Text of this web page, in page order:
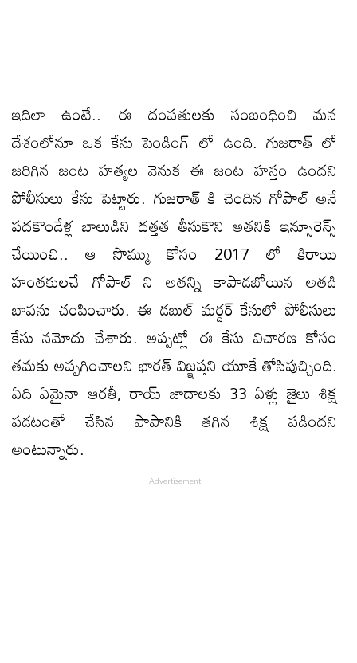
ఇదిలా ఉంటే.. ఈ దంపతులకు సంబంధించి మన
దేశంలోనూ ఒక కేసు పెండింగ్ లో ఉంది. గుజరాత్ లో
జరిగిన జంట హత్యల వెనుక ఈ జంట హస్తం ఉందని
పోలీసులు కేసు పెట్టారు. గుజరాత్ కి చెందిన గోపాల్ అనే
పదకొండేళ్ల బాలుడిని దత్తత తీసుకొని అతనికి ఇన్సూరెన్స్
చేయించి.. ఆ సొమ్ము కోసం 2017 లో కిరాయి
హంతకులచే గోపాల్ ని అతన్ని కాపాడబోయిన అతడి
బావను చంపించారు. ఈ డబుల్ మర్డర్ కేసులో పోలీసులు
కేసు నమోదు చేశారు. అప్పట్లో ఈ కేసు విచారణ కోసం
తమకు అప్పగించాలని భారత్ విజ్ఞప్తని యూకే తోసిపుచ్చింది.
ఏది ఏమైనా ఆరతీ, రాయ్ జాదాలకు 33 ఏళ్లు జైలు శిక్ష
పడటంతో చేసిన పాపానికి తగిన శిక్ష పడిందని
అంటున్నారు.